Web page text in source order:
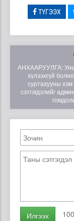
ТҮГЭЭХ
АНХААРУУЛГА:
хүлээхгүй
суртахууны хэм
сэтгэгдэлийг
Илгээх